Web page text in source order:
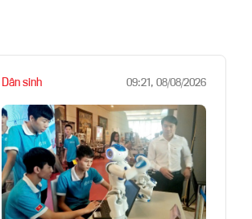
Dân sinh 09:21, 08/08/2026